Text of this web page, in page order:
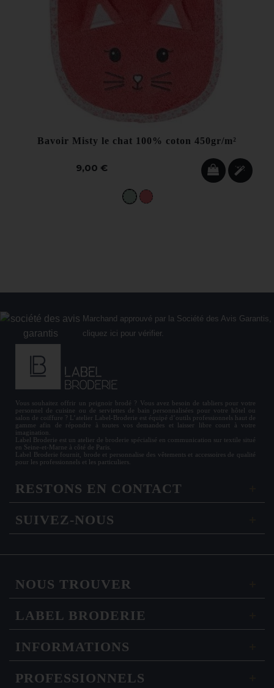
Bavoir Misty le chat 100% coton 450gr/m²
9,00 €
Marchand approuvé par la Société des Avis Garantis,
cliquez ici pour vérifier.
Vous souhaitez offrir un peignoir brodé ? Vous avez besoin de tabliers pour votre
personnel de cuisine ou de serviettes de bain personnalisées pour votre hôtel ou
salon de coiffure ? L’atelier Label-Broderie est équipé d’outils professionnels haut de
gamme afin de répondre à toutes vos demandes et laisser libre court à votre
imagination.
Label Broderie est un atelier de broderie spécialisé en communication sur textile situé
en Seine-et-Marne à côté de Paris.
Label Broderie fournit, brode et personnalise des vêtements et accessoires de qualité
pour les professionnels et les particuliers.
RESTONS EN CONTACT
SUIVEZ-NOUS
NOUS TROUVER
LABEL BRODERIE
INFORMATIONS
PROFESSIONNELS